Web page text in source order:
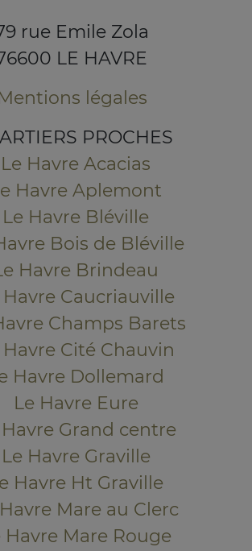
rue Emile Zola
LE HAVRE
légales
PROCHES
Le Havre Acacias
Havre Aplemont
Le Havre Bléville
Bois de Bléville
Havre Brindeau
Havre Caucriauville
Champs Barets
Havre Cité Chauvin
Havre Dollemard
Le Havre Eure
Havre Grand centre
Le Havre Graville
Havre Ht Graville
Mare au Clerc
Havre Mare Rouge